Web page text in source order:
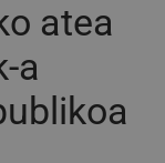
atea
a